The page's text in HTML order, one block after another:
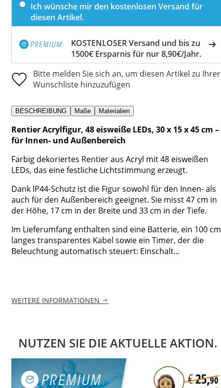
Ich wünsche mir den kostenlosen Versand für
diesen Artikel.
KOSTENLOSER Versand und bis zu
1500€ Ersparnis für nur 8,90€/Jahr.
Bitte melden Sie sich an, um diesen Artikel zu Ihrer
Wunschliste hinzuzufügen
BESCHREIBUNG Maße Materialien
Rentier Acrylfigur, 48 eisweiße LEDs, 30 x 15 x 45 cm –
für Innen- und Außenbereich
Farbig dekoriertes Rentier aus Acryl mit 48 eisweißen
LEDs, das eine festliche Lichtstimmung erzeugt.
Dank IP44-Schutz ist die Figur sowohl für den Innen- als
auch für den Außenbereich geeignet. Sie misst 47 cm in
der Höhe, 17 cm in der Breite und 33 cm in der Tiefe.
Im Lieferumfang enthalten sind eine Batterie, ein 100 cm
langes transparentes Kabel sowie ein Timer, der die
Beleuchtung automatisch steuert: Einschalt...
WEITERE INFORMATIONEN
NUTZEN SIE DIE AKTUELLE AKTION.